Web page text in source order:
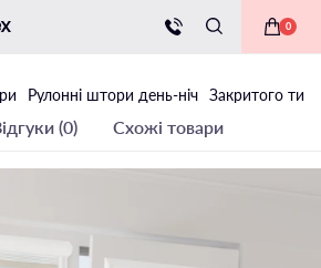
0
Рулонні штори день-ніч Закритого
(0) Схожі товари